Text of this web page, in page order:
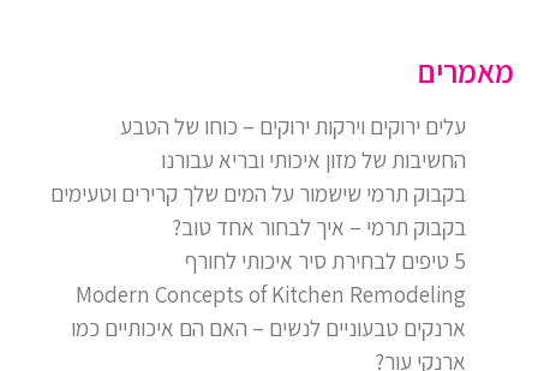
מאמרים
עלים ירוקים וירקות ירוקים – כוחו של הטבע
החשיבות של מזון איכותי ובריא עבורנו
בקבוק תרמי שישמור על המים שלך קרירים וטעימים
בקבוק תרמי – איך לבחור אחד טוב?
5 טיפים לבחירת סיר איכותי לחורף
Modern Concepts of Kitchen Remodeling
ארנקים טבעוניים לנשים – האם הם איכותיים כמו
ארנקי עור?